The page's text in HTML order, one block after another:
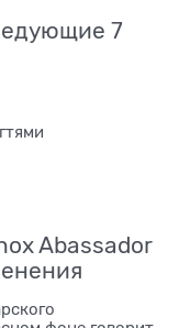
7
Abassador